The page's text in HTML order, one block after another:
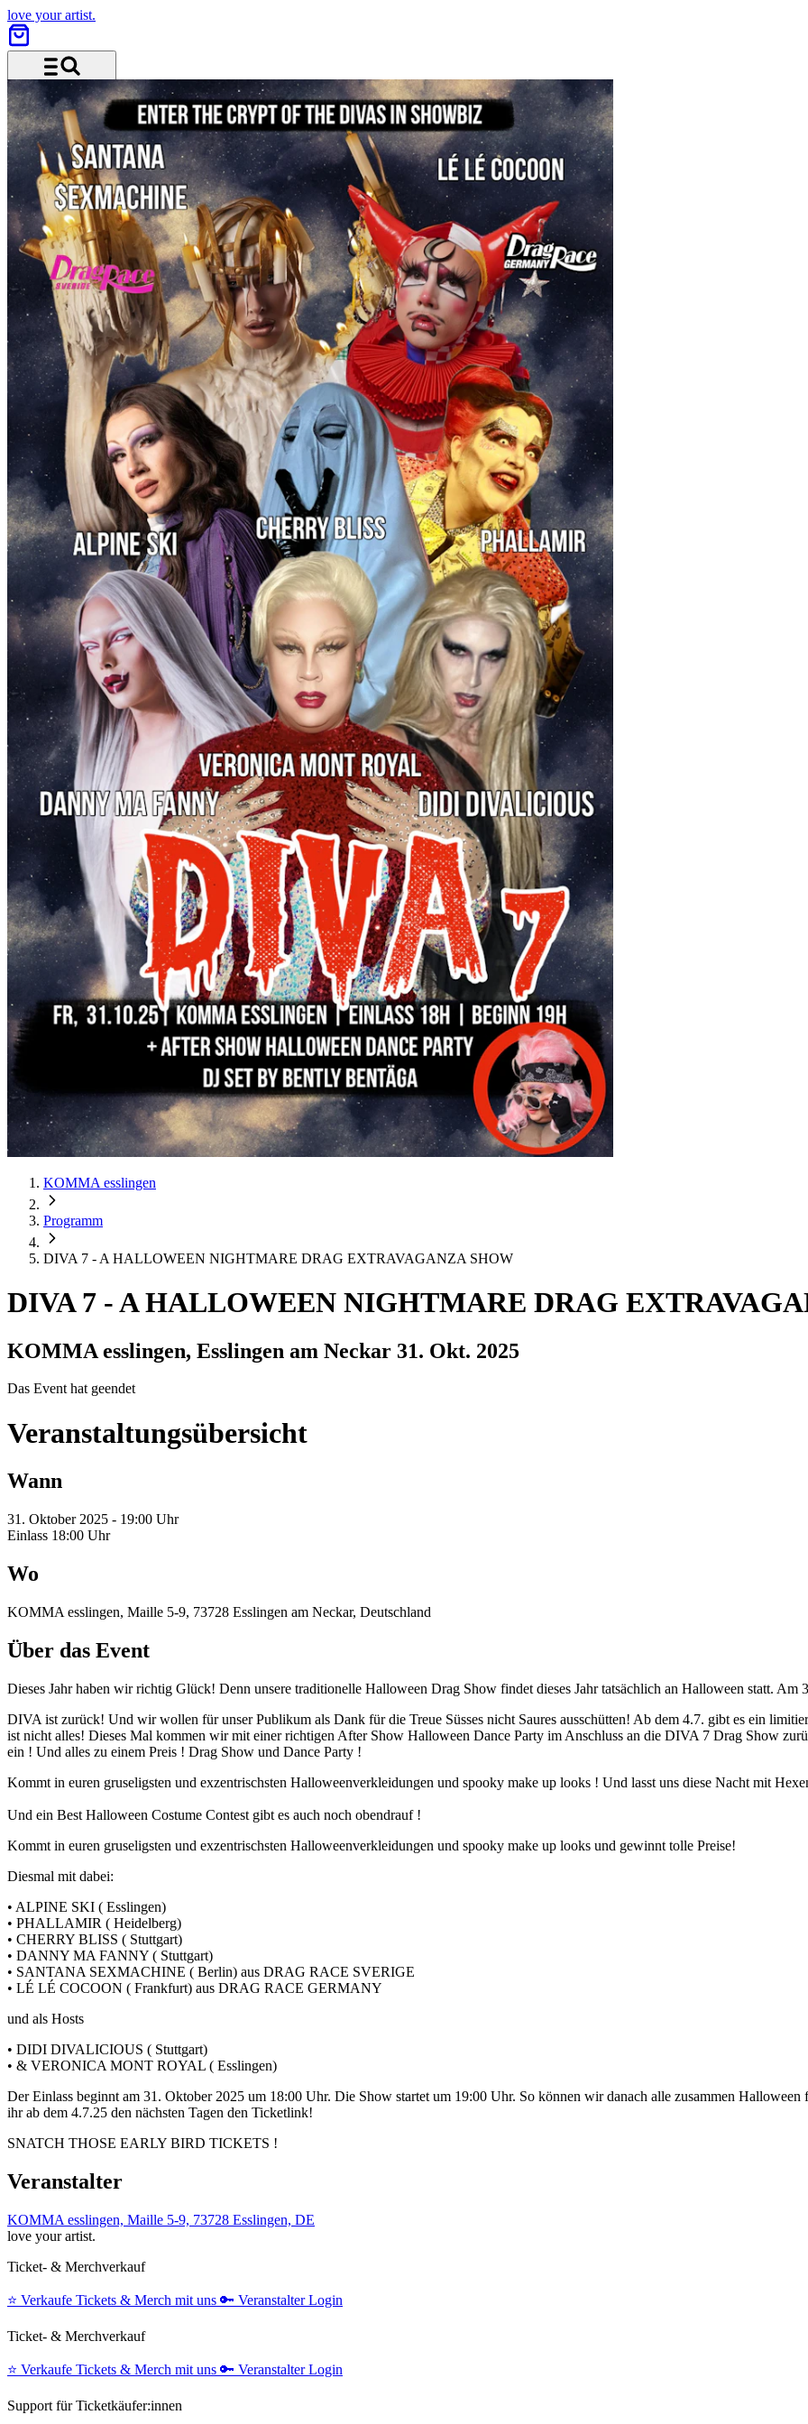
love your artist.
Menü und Suche
KOMMA esslingen
Programm
DIVA 7 - A HALLOWEEN NIGHTMARE DRAG EXTRAVAGANZA SHOW
DIVA 7 - A HALLOWEEN NIGHTMARE DRAG
KOMMA esslingen, Esslingen am Neckar 31. Okt. 2025
Das Event hat geendet
Veranstaltungsübersicht
Wann
31. Oktober 2025 - 19:00 Uhr
Einlass 18:00 Uhr
Wo
KOMMA esslingen, Maille 5-9, 73728 Esslingen am Neckar, Deutschland
Über das Event
Dieses Jahr haben wir richtig Glück! Denn unsere traditionelle Halloween Drag Show findet dieses Jahr tatsächlich an Halloween statt.
DIVA ist zurück! Und wir wollen für unser Publikum als Dank für die Treue Süsses nicht Saures ausschütten! Ab dem 4.7. gibt es ein
ist nicht alles! Dieses Mal kommen wir mit einer richtigen After Show Halloween Dance Party im Anschluss an die DIVA 7 Drag Show
ein ! Und alles zu einem Preis ! Drag Show und Dance Party !
Kommt in euren gruseligsten und exzentrischsten Halloweenverkleidungen und spooky make up looks ! Und lasst uns diese Nacht mit
Und ein Best Halloween Costume Contest gibt es auch noch obendrauf !
Kommt in euren gruseligsten und exzentrischsten Halloweenverkleidungen und spooky make up looks und gewinnt tolle Preise!
Diesmal mit dabei:
•⁠ ⁠ALPINE SKI ( Esslingen)
•⁠ ⁠PHALLAMIR ( Heidelberg)
•⁠ ⁠CHERRY BLISS ( Stuttgart)
•⁠ ⁠DANNY MA FANNY ( Stuttgart)
•⁠ ⁠SANTANA SEXMACHINE ( Berlin) aus DRAG RACE SVERIGE
•⁠ ⁠LÉ LÉ COCOON ( Frankfurt) aus DRAG RACE GERMANY
und als Hosts
•⁠ ⁠DIDI DIVALICIOUS ( Stuttgart)
•⁠ ⁠& VERONICA MONT ROYAL ( Esslingen)
Der Einlass beginnt am 31. Oktober 2025 um 18:00 Uhr. Die Show startet um 19:00 Uhr. So können wir danach alle zusammen
ihr ab dem 4.7.25 den nächsten Tagen den Ticketlink!
SNATCH THOSE EARLY BIRD TICKETS !
Veranstalter
KOMMA esslingen, Maille 5-9, 73728 Esslingen, DE
love your artist.
Ticket- & Merchverkauf
⭐️ Verkaufe Tickets & Merch mit uns 🔑 Veranstalter Login
Ticket- & Merchverkauf
⭐️ Verkaufe Tickets & Merch mit uns 🔑 Veranstalter Login
Support für Ticketkäufer:innen